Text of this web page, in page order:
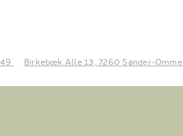
Birkebæk Alle 13, 7260 Sønder-Omme